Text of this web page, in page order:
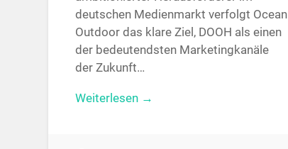
deutschen Medienmarkt verfolgt Ocean
Outdoor das klare Ziel, DOOH als einen
der bedeutendsten Marketingkanäle
der Zukunft…
Weiterlesen →